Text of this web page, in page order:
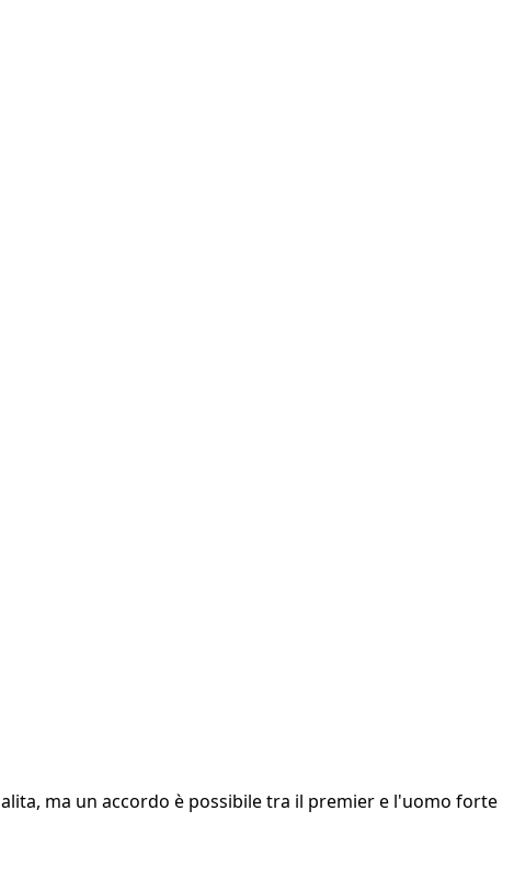
ma un accordo è possibile tra il premier e l'uomo forte